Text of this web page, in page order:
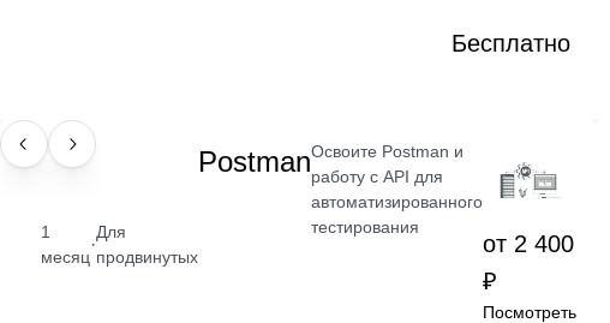
Бесплатно
НАВЫК
1
месяц
·
Для
продвинутых
PostmanОсвоите Postman и
работу с API для
автоматизированного
тестирования
от 2 400
₽
Посмотреть